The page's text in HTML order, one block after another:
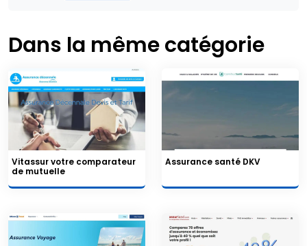
Dans la même catégorie
Vitassur votre comparateur
de mutuelle
Assurance santé DKV